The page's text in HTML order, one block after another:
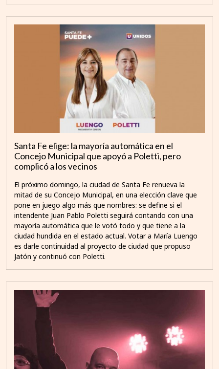
Santa Fe elige: la mayoría automática en el
Concejo Municipal que apoyó a Poletti, pero
complicó a los vecinos
El próximo domingo, la ciudad de Santa Fe renueva la
mitad de su Concejo Municipal, en una elección clave que
pone en juego algo más que nombres: se define si el
intendente Juan Pablo Poletti seguirá contando con una
mayoría automática que le votó todo y que tiene a la
ciudad hundida en el estado actual. Votar a María Luengo
es darle continuidad al proyecto de ciudad que propuso
Jatón y continuó con Poletti.